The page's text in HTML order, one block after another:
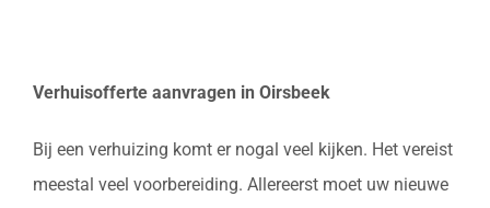
Verhuisofferte aanvragen in Oirsbeek
Bij een verhuizing komt er nogal veel kijken. Het vereist
meestal veel voorbereiding. Allereerst moet uw nieuwe